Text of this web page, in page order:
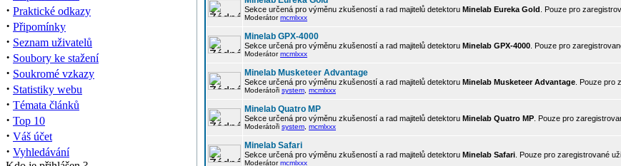
· Praktické odkazy
· Připomínky
· Seznam uživatelů
· Soubory ke stažení
· Soukromé vzkazy
· Statistiky webu
· Témata článků
· Top 10
· Váš účet
· Vyhledávání
Sekce určená pro výměnu zkušeností a rad majitelů detektoru Minelab Eureka Gold . Pouze pro
Moderátormcmlxxx
Minelab GPX-4000
Sekce určená pro výměnu zkušeností a rad majitelů detektoru Minelab GPX-4000 . Pouze pro
Moderátormcmlxxx
Minelab Musketeer Advantage
Sekce určená pro výměnu zkušeností a rad majitelů detektoru Minelab Musketeer Advantage . Pouze pro
Moderátoři system mcmlxxx
Minelab Quatro MP
Sekce určená pro výměnu zkušeností a rad majitelů detektoru Minelab Quatro MP . Pouze pro
Moderátoři system mcmlxxx
Minelab Safari
Sekce určená pro výměnu zkušeností a rad majitelů detektoru Minelab Safari . Pouze pro zaregistrované
Moderátormcmlxxx